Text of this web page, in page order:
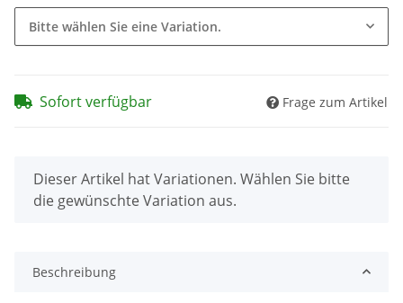
Bitte wählen Sie eine Variation.
Sofort verfügbar Frage zum Artikel
x
Dieser Artikel hat Variationen. Wählen Sie bitte
die gewünschte Variation aus.
Beschreibung